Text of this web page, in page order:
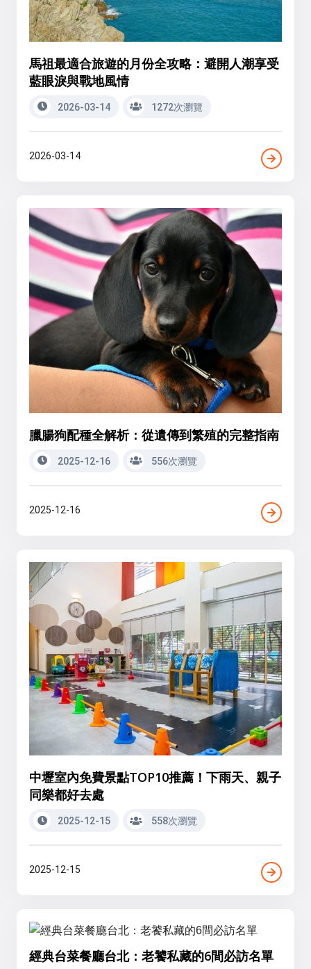
馬祖最適合旅遊的月份全攻略：避開人潮享受
藍眼淚與戰地風情
2026-03-14 1272次瀏覽
2026-03-14
臘腸狗配種全解析：從遺傳到繁殖的完整指南
2025-12-16 556次瀏覽
2025-12-16
中壢室內免費景點TOP10推薦！下雨天、親子
同樂都好去處
2025-12-15 558次瀏覽
2025-12-15
經典台菜餐廳台北：老饕私藏的6間必訪名單